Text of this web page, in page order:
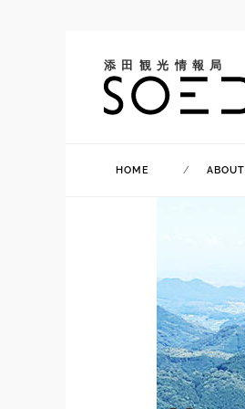
添田観光情報局
HOME ABOUT